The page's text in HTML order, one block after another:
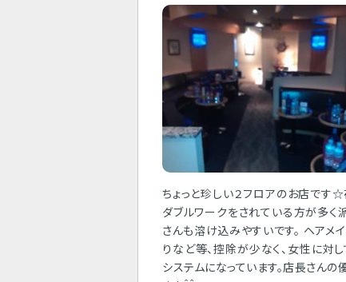
ちょっと珍しい２フロアのお店です
ダブルワークをされている方が多く
さんも溶け込みやすいです。 ヘアメイ
りなど等、控除が少なく、女性に対
システムになっています。店長さんの